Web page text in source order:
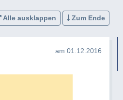
zu
Alle ausklappen Zum Ende
am 01.12.2016